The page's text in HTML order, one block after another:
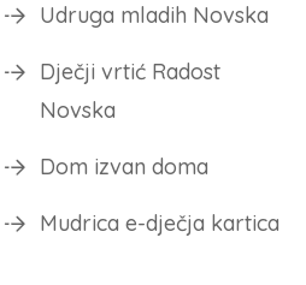
Udruga mladih Novska
Dječji vrtić Radost
Novska
Dom izvan doma
Mudrica e-dječja kartica